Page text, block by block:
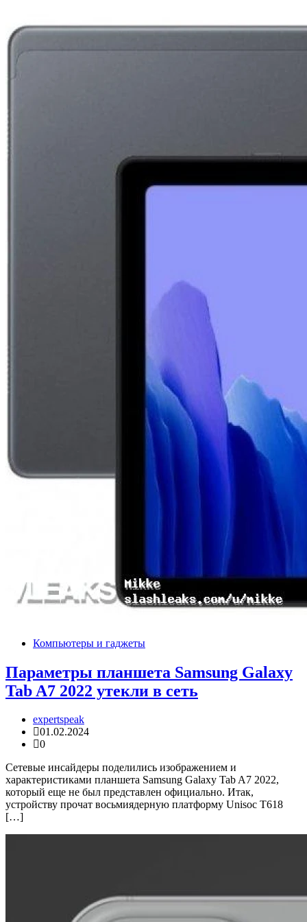
Компьютеры и гаджеты
Параметры планшета Samsung Galaxy
Tab A7 2022 утекли в сеть
expertspeak
01.02.2024
0
Сетевые инсайдеры поделились изображением и
характеристиками планшета Samsung Galaxy Tab A7 2022,
который еще не был представлен официально. Итак,
устройству прочат восьмиядерную платформу Unisoc T618
[…]